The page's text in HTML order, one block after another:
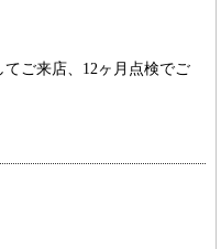
ご来店、12ヶ月点検でご